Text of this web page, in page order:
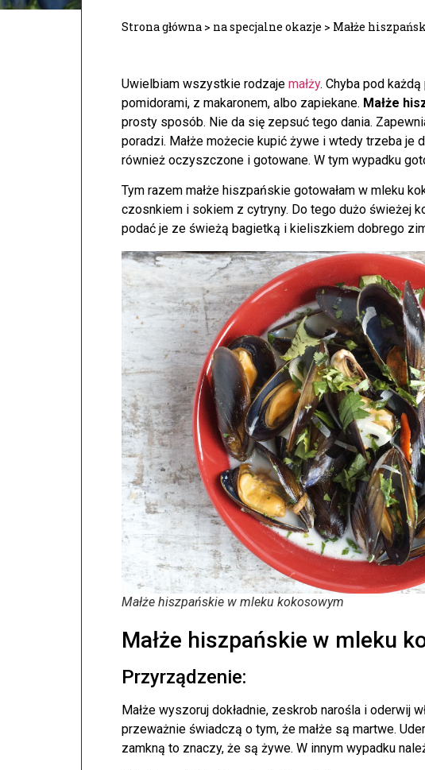
Strona główna > na specjalne okazje > Małże
Uwielbiam wszystkie rodzaje małży. Chyba pod
pomidorami, z makaronem, albo zapiekane. Małże
prosty sposób. Nie da się zepsuć tego dania.
poradzi. Małże możecie kupić żywe i wtedy trzeba je
również oczyszczone i gotowane. W tym wypadku
Tym razem małże hiszpańskie gotowałam w mleku
czosnkiem i sokiem z cytryny. Do tego dużo świeżej
podać je ze świeżą bagietką i kieliszkiem dobrego
Małże hiszpańskie w mleku kokosowym
Małże hiszpańskie w mleku
Przyrządzenie:
Małże wyszoruj dokładnie, zeskrob narośla i oderwij
przeważnie świadczą o tym, że małże są martwe.
zamkną to znaczy, że są żywe. W innym wypadku